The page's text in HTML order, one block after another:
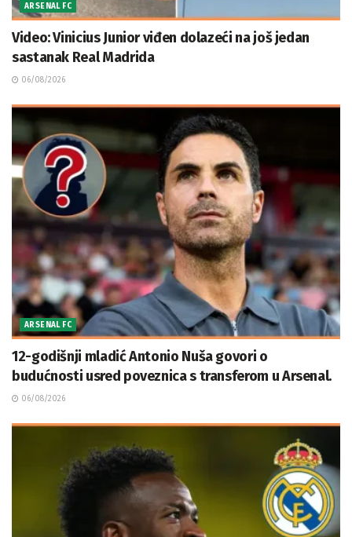
ARSENAL FC
Video: Vinicius Junior viđen dolazeći na još jedan
sastanak Real Madrida
06/08/2026
ARSENAL FC
12-godišnji mladić Antonio Nuša govori o
budućnosti usred poveznica s transferom u Arsenal.
06/08/2026